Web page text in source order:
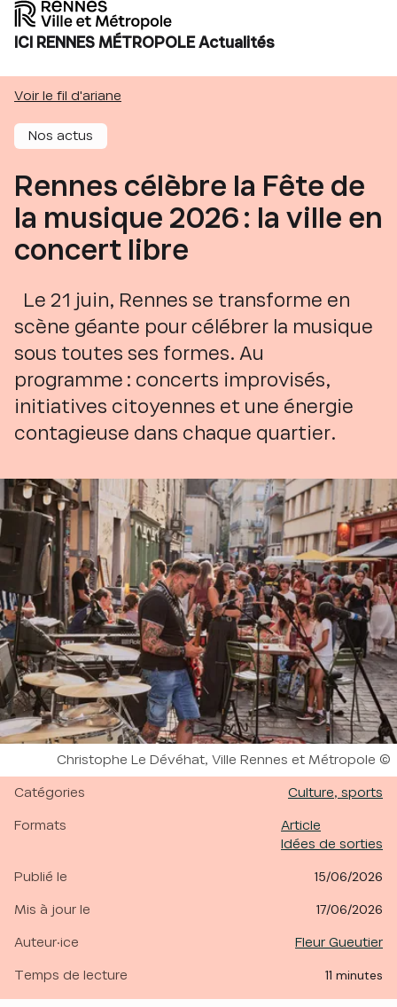
ICI RENNES MÉTROPOLE Actualités
Voir le fil d'ariane
Rennes célèbre la Fête de
la musique 2026 : la ville en
concert libre
Le 21 juin, Rennes se transforme en
scène géante pour célébrer la musique
sous toutes ses formes. Au
programme : concerts improvisés,
initiatives citoyennes et une énergie
contagieuse dans chaque quartier.
Nos actus
Droits réservés :
Christophe Le Dévéhat, Ville Rennes et Métropole
Catégories Culture, sports
Formats
Article
Idées de sorties
Publié le 15/06/2026
Mis à jour le 17/06/2026
Auteur·ice Fleur Gueutier
Temps de lecture 11 minutes